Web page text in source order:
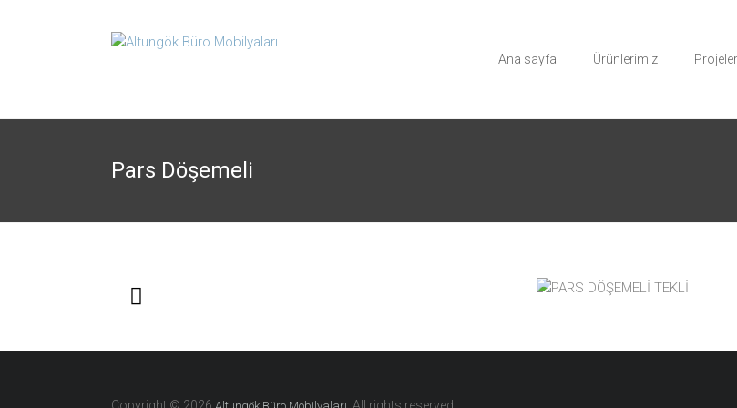
Ana sayfa Ürünlerimiz Projeler
Pars Döşemeli